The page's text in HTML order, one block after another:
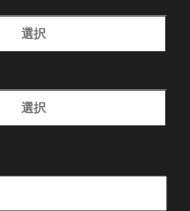
選択
選択